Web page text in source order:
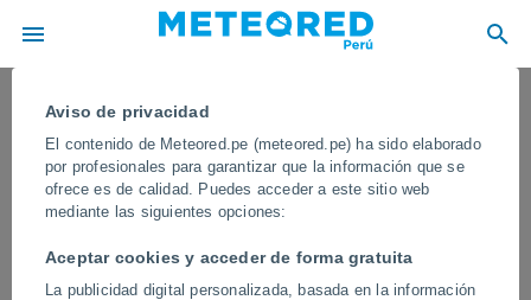
Aviso de privacidad
El contenido de Meteored.pe (meteored.pe) ha sido elaborado
por profesionales para garantizar que la información que se
ofrece es de calidad. Puedes acceder a este sitio web
mediante las siguientes opciones:
Aceptar cookies y acceder de forma gratuita
La publicidad digital personalizada, basada en la información